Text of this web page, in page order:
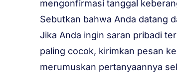
mengonfirmasi tanggal
Sebutkan bahwa Anda datang
Jika Anda ingin saran pribadi
paling cocok, kirimkan pesan
merumuskan pertanyaannya